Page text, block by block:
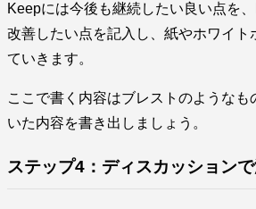
Keepには今後も継続したい良い点を
改善したい点を記入し、紙やホワイト
ていきます。
ここで書く内容はブレストのようなも
いた内容を書き出しましょう。
ステップ4：ディスカッション